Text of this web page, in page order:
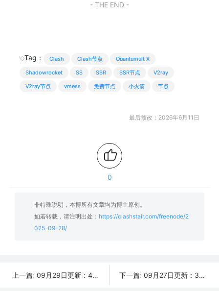
- THE END -
Tag： Clash Clash节点
Quantumult X
Shadowrocket
SS SSR SSR节点
V2ray
V2ray节点
vmess 免费节点 小火箭 节点
最后修改：2026年6月11日
0
非特殊说明，本博所有文章均为博主原创。
如若转载，请注明出处： https://clashstair.com/freenode/2
025-09-28/
上一篇: 09月29日更新：46条可用免费节点 | 2025年SSR/V2ray/Clash订阅链接 下一篇: 09月27日更新：36条可用免费节点 | 2025年SSR/V2ray/Clash订阅链接